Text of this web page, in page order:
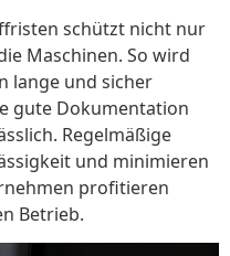
schützt nicht nur
Maschinen. So wird
lange und sicher
gute Dokumentation
Regelmäßige
und minimieren
profitieren
Betrieb.